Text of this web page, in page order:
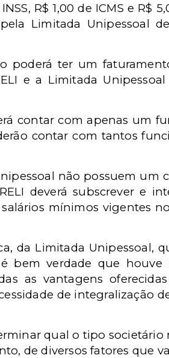
R$ 1,00 de ICMS e R$
Limitada Unipessoal
poderá ter um
e a Limitada
contar com apenas um
contar com tantos
não possuem um
deverá subscrever e
mínimos vigentes no
da Limitada Unipessoal,
bem verdade que houve
as vantagens
de integralização
qual o tipo societário
de diversos fatores que